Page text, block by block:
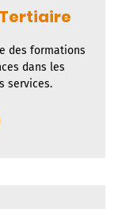
des formations
dans les
services.